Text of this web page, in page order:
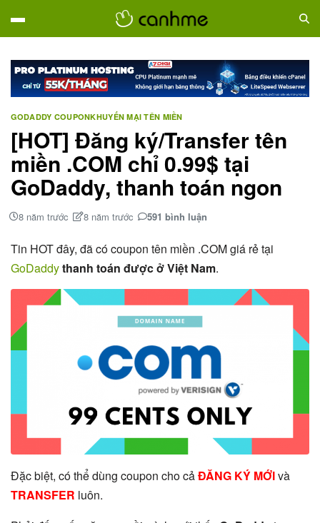
GODADDY COUPONKHUYẾN MẠI TÊN MIỀN
[HOT] Đăng ký/Transfer tên
miền .COM chỉ 0.99$ tại
GoDaddy, thanh toán ngon
8 năm trước 8 năm trước 591 bình luận
Tin HOT đây, đã có coupon tên miền .COM giá rẻ tại
GoDaddythanh toán được ở Việt Nam.
Đặc biệt, có thể dùng coupon cho cảĐĂNG KÝ MỚIvà
TRANSFER luôn.